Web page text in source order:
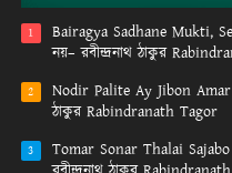
1
Bairagya Sadhane Mukti,
নয়– রবীন্দ্রনাথ ঠাকুর
2
Nodir Palite Ay Jibon Amar
ঠাকুর Rabindranath Tagor
3
Tomar Sonar Thalai